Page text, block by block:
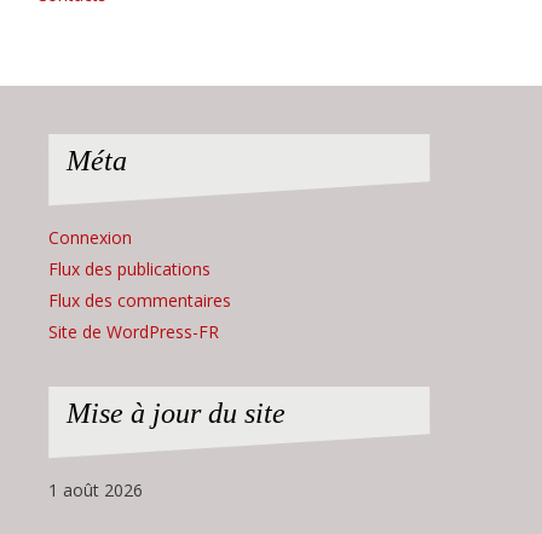
Méta
Connexion
Flux des publications
Flux des commentaires
Site de WordPress-FR
Mise à jour du site
1 août 2026